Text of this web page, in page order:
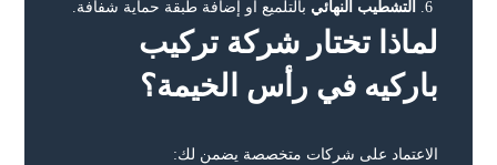
التشطيب النهائي بالتلميع أو إضافة طبقة حماية شفافة.
لماذا تختار شركة تركيب
باركيه في رأس الخيمة؟
الاعتماد على شركات متخصصة يضمن لك: